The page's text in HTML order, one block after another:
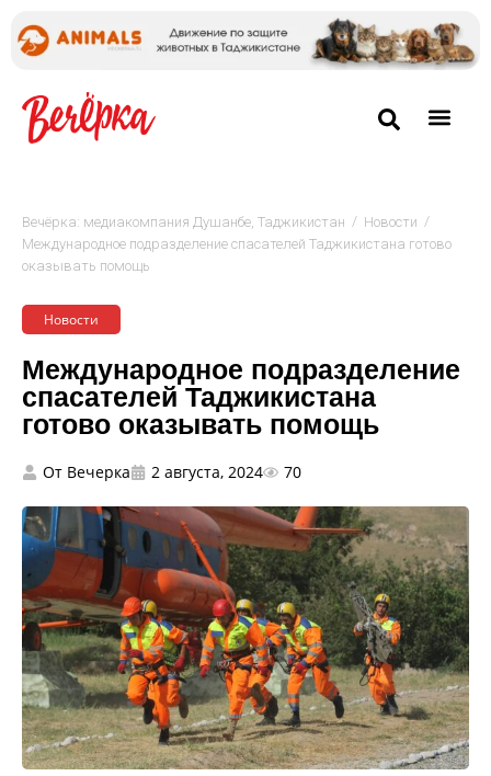
Вечёрка: медиакомпания Душанбе, Таджикистан / Новости /
Международное подразделение спасателей Таджикистана готово
оказывать помощь
Новости
Международное подразделение
спасателей Таджикистана
готово оказывать помощь
От Вечерка 2 августа, 2024 70